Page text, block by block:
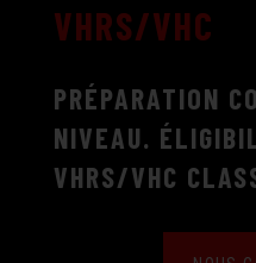
VHRS/VHC
PRÉPARATION
NIVEAU.
VHRS/VHC